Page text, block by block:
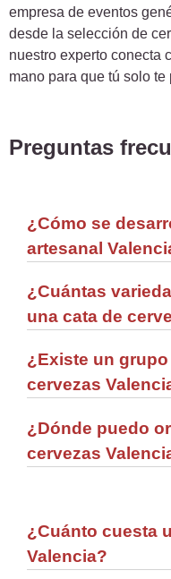
empresa de eventos
desde la selección de
nuestro experto conecta
mano para que tú solo te
Preguntas
¿Cómo se
artesanal
¿Cuántas
una cata de
¿Existe un
cervezas
¿Dónde puedo
cervezas
¿Cuánto cuesta
Valencia?